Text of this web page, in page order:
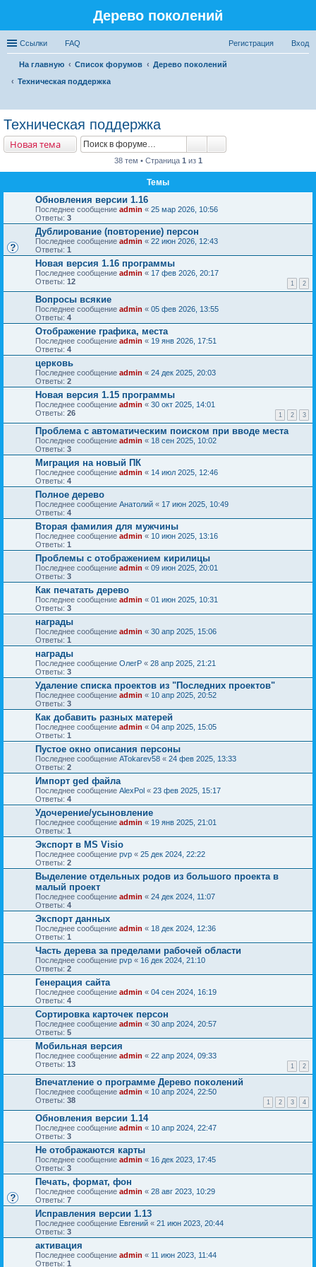
Дерево поколений
Ссылки FAQ Вход
Регистрация
На главную Список форумов
Дерево поколений
Техническая поддержка
Техническая поддержка
Новая тема
38 тем • Страница 1 из 1
Темы
Обновления версии 1.16
Последнее сообщение admin « 25 мар 2026, 10:56
Ответы: 3
Дублирование (повторение) персон
Последнее сообщение admin « 22 июн 2026, 12:43
Ответы: 1
Новая версия 1.16 программы
Последнее сообщение admin « 17 фев 2026, 20:17
Ответы: 12 1 2
Вопросы всякие
Последнее сообщение admin « 05 фев 2026, 13:55
Ответы: 4
Отображение графика, места
Последнее сообщение admin « 19 янв 2026, 17:51
Ответы: 4
церковь
Последнее сообщение admin « 24 дек 2025, 20:03
Ответы: 2
Новая версия 1.15 программы
Последнее сообщение admin « 30 окт 2025, 14:01
Ответы: 26 1 2 3
Проблема с автоматическим поиском при вводе места
Последнее сообщение admin « 18 сен 2025, 10:02
Ответы: 3
Миграция на новый ПК
Последнее сообщение admin « 14 июл 2025, 12:46
Ответы: 4
Полное дерево
Последнее сообщение Анатолий « 17 июн 2025, 10:49
Ответы: 4
Вторая фамилия для мужчины
Последнее сообщение admin « 10 июн 2025, 13:16
Ответы: 1
Проблемы с отображением кирилицы
Последнее сообщение admin « 09 июн 2025, 20:01
Ответы: 3
Как печатать дерево
Последнее сообщение admin « 01 июн 2025, 10:31
Ответы: 3
награды
Последнее сообщение admin « 30 апр 2025, 15:06
Ответы: 1
награды
Последнее сообщение ОлегР « 28 апр 2025, 21:21
Ответы: 3
Удаление списка проектов из "Последних проектов"
Последнее сообщение admin « 10 апр 2025, 20:52
Ответы: 3
Как добавить разных матерей
Последнее сообщение admin « 04 апр 2025, 15:05
Ответы: 1
Пустое окно описания персоны
Последнее сообщение ATokarev58 « 24 фев 2025, 13:33
Ответы: 2
Импорт ged файла
Последнее сообщение AlexPol « 23 фев 2025, 15:17
Ответы: 4
Удочерение/усыновление
Последнее сообщение admin « 19 янв 2025, 21:01
Ответы: 1
Экспорт в MS Visio
Последнее сообщение pvp « 25 дек 2024, 22:22
Ответы: 2
Выделение отдельных родов из большого проекта в
малый проект
Последнее сообщение admin « 24 дек 2024, 11:07
Ответы: 4
Экспорт данных
Последнее сообщение admin « 18 дек 2024, 12:36
Ответы: 1
Часть дерева за пределами рабочей области
Последнее сообщение pvp « 16 дек 2024, 21:10
Ответы: 2
Генерация сайта
Последнее сообщение admin « 04 сен 2024, 16:19
Ответы: 4
Сортировка карточек персон
Последнее сообщение admin « 30 апр 2024, 20:57
Ответы: 5
Мобильная версия
Последнее сообщение admin « 22 апр 2024, 09:33
Ответы: 13 1 2
Впечатление о программе Дерево поколений
Последнее сообщение admin « 10 апр 2024, 22:50
Ответы: 38 1 2 3 4
Обновления версии 1.14
Последнее сообщение admin « 10 апр 2024, 22:47
Ответы: 3
Не отображаются карты
Последнее сообщение admin « 16 дек 2023, 17:45
Ответы: 3
Печать, формат, фон
Последнее сообщение admin « 28 авг 2023, 10:29
Ответы: 7
Исправления версии 1.13
Последнее сообщение Евгений « 21 июн 2023, 20:44
Ответы: 3
активация
Последнее сообщение admin « 11 июн 2023, 11:44
Ответы: 1